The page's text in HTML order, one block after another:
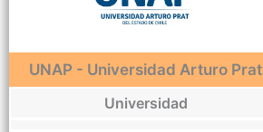
UNAP - Universidad Arturo Prat
Universidad